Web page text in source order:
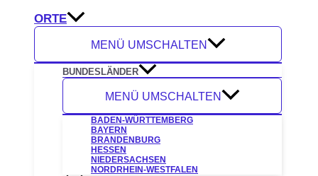
ORTE
MENÜ UMSCHALTEN
BUNDESLÄNDER
MENÜ UMSCHALTEN
BADEN-WÜRTTEMBERG
BAYERN
BRANDENBURG
HESSEN
NIEDERSACHSEN
NORDRHEIN-WESTFALEN